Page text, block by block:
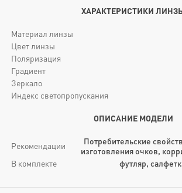
ХАРАКТЕРИСТИКИ
Материал линзы
Цвет линзы
Поляризация
Градиент
Зеркало
Индекс светопропускания
ОПИСАНИЕ МОДЕЛИ
Рекомендации
Потребительские
изготовления очков,
В комплекте
футляр,